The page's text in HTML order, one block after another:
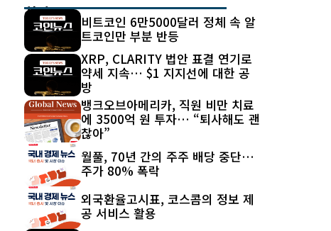
최신 글
비트코인 6만5000달러 정체 속 알
트코인만 부분 반등
XRP, CLARITY 법안 표결 연기로
약세 지속… $1 지지선에 대한 공
방
뱅크오브아메리카, 직원 비만 치료
에 3500억 원 투자… “퇴사해도 괜
찮아”
월풀, 70년 간의 주주 배당 중단…
주가 80% 폭락
외국환율고시표, 코스콤의 정보 제
공 서비스 활용